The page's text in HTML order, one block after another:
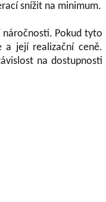
snížit na minimum.
náročnosti. Pokud tyto
a její realizační ceně.
na dostupnosti